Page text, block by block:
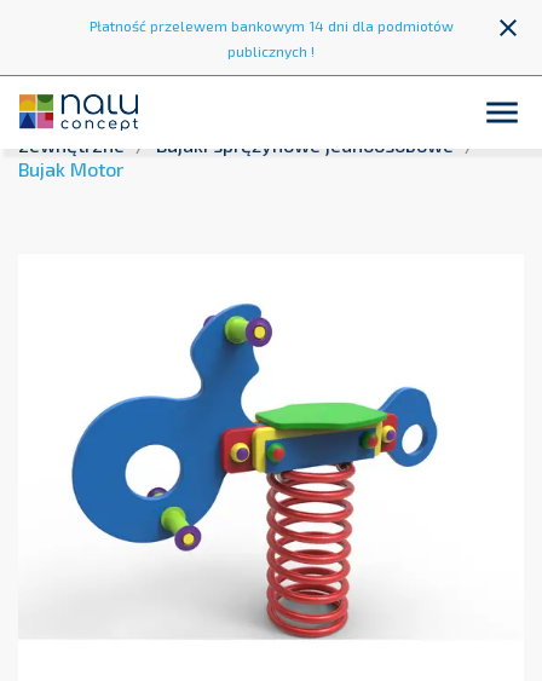
Płatność przelewem bankowym 14 dni dla podmiotów
publicznych !
close

Strona główna
zewnętrzne
Bujaki sprężynowe jednoosobowe
Bujak Motor